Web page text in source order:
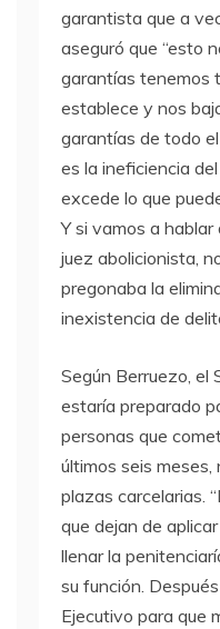
garantista que a
aseguró que “esto
garantías tenemos
establece y nos
garantías de todo
es la ineficiencia
excede lo que
Y si vamos a
juez abolicionista,
pregonaba la
inexistencia de
Según Berruezo, el
estaría preparado
personas que
últimos seis meses,
plazas carcelarias.
que dejan de
llenar la
su función.
Ejecutivo para que